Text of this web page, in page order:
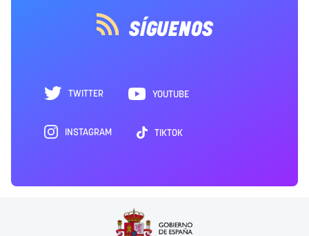
SÍGUENOS
TWITTER YOUTUBE
INSTAGRAM TIKTOK